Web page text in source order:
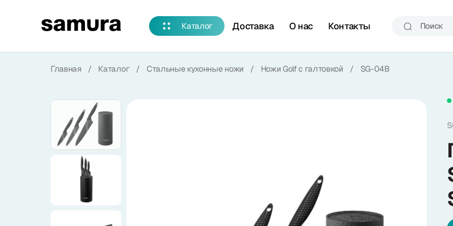
Каталог Доставка О нас Контакты
Смотреть весь каталог
Новинки
Распродажа
Коллекции
Главная / Каталог / Стальные кухонные ножи / Ножи Golf с галтовкой / SG-04B